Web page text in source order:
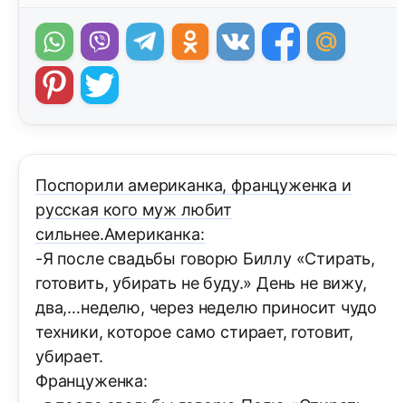
Поспорили американка, француженка и
русская кого муж любит
сильнее.Американка:
-Я после свадьбы говорю Биллу «Стирать,
готовить, убирать не буду.» День не вижу,
два,…неделю, через неделю приносит чудо
техники, которое само стирает, готовит,
убирает.
Француженка: